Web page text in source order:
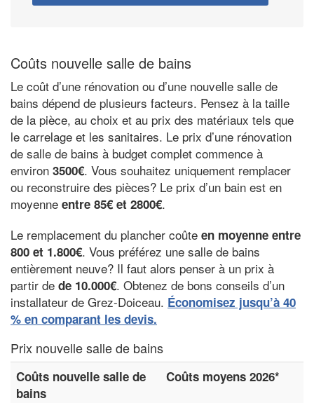
Coûts nouvelle salle de bains
Le coût d’une rénovation ou d’une nouvelle salle de
bains dépend de plusieurs facteurs. Pensez à la taille
de la pièce, au choix et au prix des matériaux tels que
le carrelage et les sanitaires. Le prix d’une rénovation
de salle de bains à budget complet commence à
environ 3500€. Vous souhaitez uniquement remplacer
ou reconstruire des pièces? Le prix d’un bain est en
moyenne entre 85€ et 2800€.
Le remplacement du plancher coûte en moyenne entre
800 et 1.800€. Vous préférez une salle de bains
entièrement neuve? Il faut alors penser à un prix à
partir de de 10.000€. Obtenez de bons conseils d’un
installateur de Grez-Doiceau. Économisez jusqu’à 40
% en comparant les devis.
Prix nouvelle salle de bains
Coûts nouvelle salle de
bains
Coûts moyens 2026*